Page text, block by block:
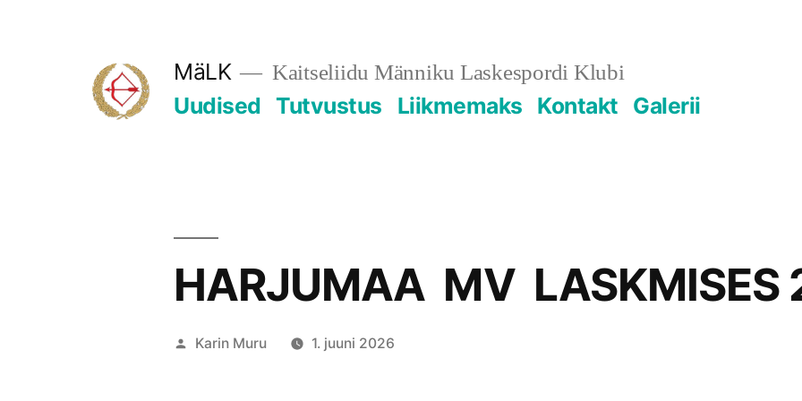
MäLK Kaitseliidu Männiku Laskespordi Klubi
Uudised Tutvustus Liikmemaks Kontakt Galerii
HARJUMAA MV LASKMISES
Posted
Karin Muru 1. juuni 2026